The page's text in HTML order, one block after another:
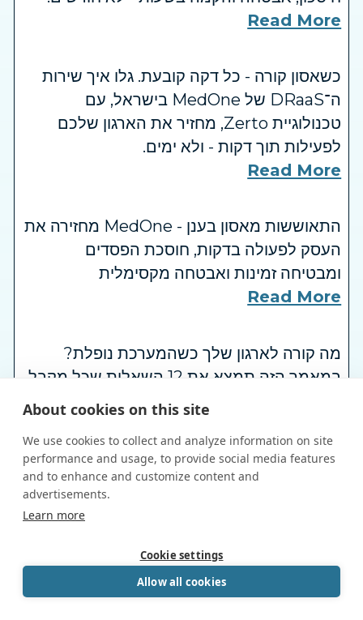
Read More
כשאסון קורה - כל דקה קובעת. גלו איך שירות
ה־DRaaS של MedOne בישראל, עם
טכנולוגיית Zerto, מחזיר את הארגון שלכם
לפעילות תוך דקות - ולא ימים.
Read More
התאוששות מאסון בענן - MedOne מחזירה את
העסק לפעולה בדקות, חוסכת הפסדים
ומבטיחה זמינות ואבטחה מקסימלית
Read More
מה קורה לארגון שלך כשהמערכת נופלת?
במאמר הזה תמצא את 12 השאלות שכל מקבל
החלטות טכנולוגי שואל רגע לפני אסון –
לפתרון הכי בטוח וחסכוני לעסק שלך.
Read More
בישראל? כך תדעו שאתם בוחרים נכון -
אבטחה, חיבוריות, סקלאביליות, רגולציה ועוד. כל
מה שצריך לדעת במקום אחד.
About cookies on this site
We use cookies to collect and analyze information on site
performance and usage, to provide social media features
and to enhance and customize content and
advertisements.
Learn more
Cookie settings
Allow all cookies